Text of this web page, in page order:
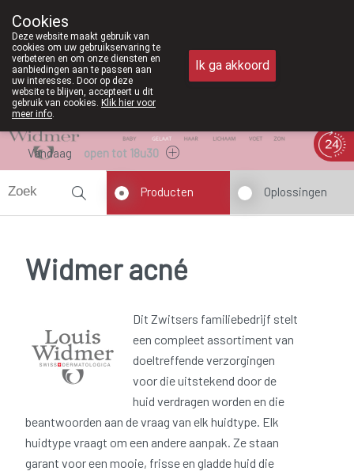
011/610300
Vandaag open tot 18u30
Producten Oplossingen
Widmer acné
Dit Zwitsers familiebedrijf stelt
een compleet assortiment van
doeltreffende verzorgingen
voor die uitstekend door de
huid verdragen worden en die
beantwoorden aan de vraag van elk huidtype. Elk
huidtype vraagt om een andere aanpak. Ze staan
garant voor een mooie, frisse en gladde huid die
Cookies
Deze website maakt gebruik van
cookies om uw gebruikservaring te
verbeteren en om onze diensten en
aanbiedingen aan te passen aan
uw interesses. Door op deze
website te blijven, accepteert u dit
gebruik van cookies. Klik hier voor
meer info.
Ik ga akkoord